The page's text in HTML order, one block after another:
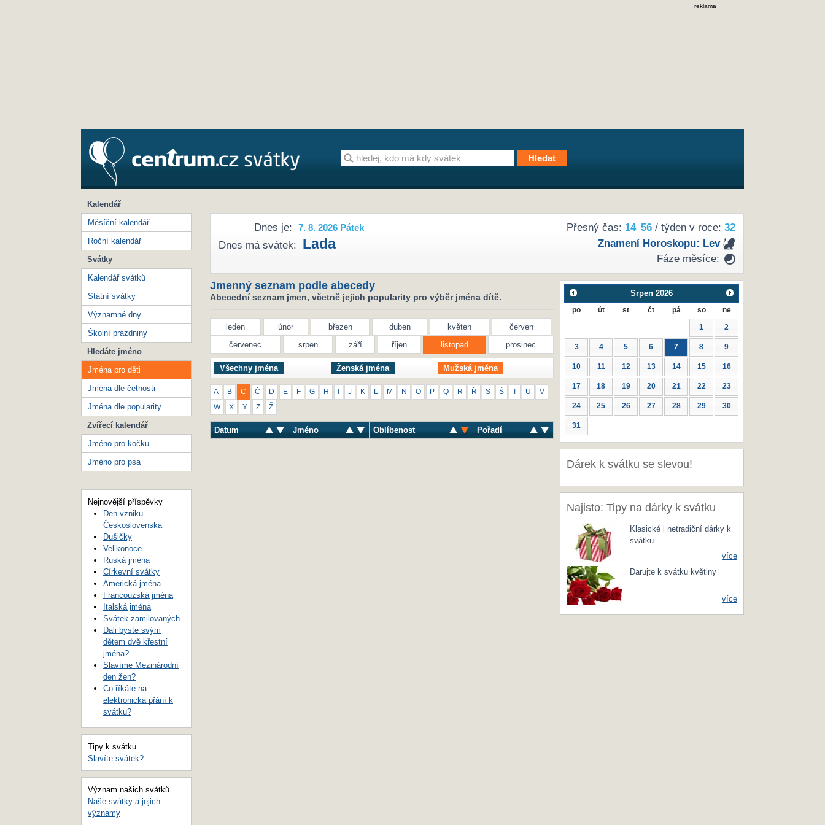
reklama
Přesný čas: 14 56/ týden v roce: 32
Znamení Horoskopu: Lev
Fáze měsíce:
Dnes je: 7. 8. 2026 Pátek
Dnes má svátek: Lada
Jmenný seznam podle abecedy
Abecední seznam jmen, včetně jejich popularity pro výběr jména dítě.
leden únor březen duben květen
červen
červenec
srpen září říjen listopad prosinec
Všechny jména Ženská jména Mužská jména
A B C Č D E F G H J K M N O P Q R Ř S Š U V
W X Y Z Ž
Datum Jméno Oblíbenost Pořadí
Srpen 2026
po út st čt pá so ne
1 2
3 4 5 6 7 8 9
10 11 12 13 14 15 16
17 18 19 20 21 22 23
24 25 26 27 28 29 30
31
Dárek k svátku se slevou!
Najisto: Tipy na dárky k svátku
Klasické i netradiční dárky k
svátku
více
Darujte k svátku květiny
více
Kalendář
Měsíční kalendář
Roční kalendář
Svátky
Kalendář svátků
Státní svátky
Významné dny
Školní prázdniny
Hledáte jméno
Jména pro děti
Jména dle četnosti
Jména dle popularity
Zvířecí kalendář
Jméno pro kočku
Jméno pro psa
Nejnovější příspěvky
Den vzniku
Československa
Dušičky
Velikonoce
Ruská jména
Církevní svátky
Americká jména
Francouzská jména
Italská jména
Svátek zamilovaných
Dali byste svým
dětem dvě křestní
jména?
Slavíme Mezinárodní
den žen?
Co říkáte na
elektronická přání k
svátku?
Tipy k svátku
Slavíte svátek?
Význam našich svátků
Naše svátky a jejich
významy